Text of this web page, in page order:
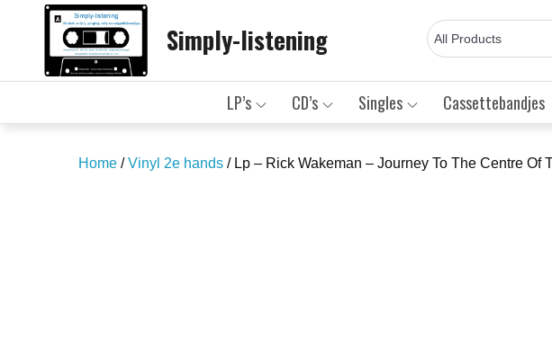
Simply-listening
LP’s CD’s Singles Cassettebandjes
Home /Vinyl 2e hands / Lp – Rick Wakeman – Journey To The Centre Of